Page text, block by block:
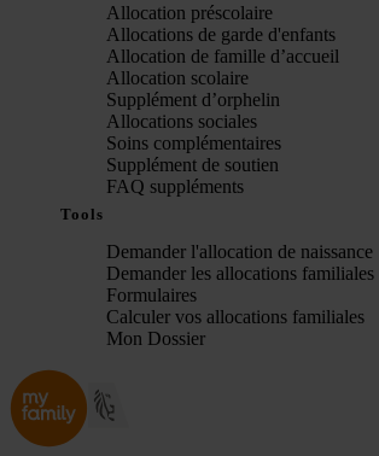
Allocation préscolaire
Allocations de garde d'enfants
Allocation de famille d’accueil
Allocation scolaire
Supplément d’orphelin
Allocations sociales
Soins complémentaires
Supplément de soutien
FAQ suppléments
Tools
Demander l'allocation de naissance
Demander les allocations familiales
Formulaires
Calculer vos allocations familiales
Mon Dossier